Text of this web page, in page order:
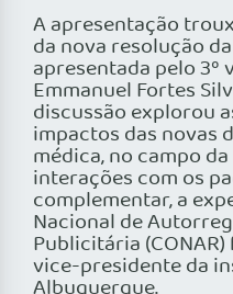
A apresentação
da nova resolução
apresentada pelo 3º
Emmanuel Fortes
discussão explorou
impactos das novas
médica, no campo
interações com os
complementar, a
Nacional de
Publicitária
vice-presidente da